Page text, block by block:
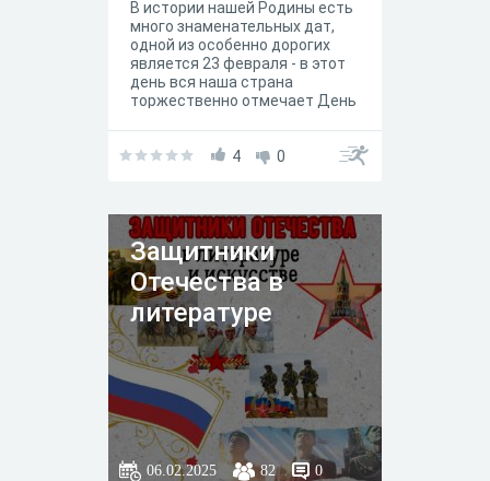
В истории нашей Родины есть
много знаменательных дат,
одной из особенно дорогих
является 23 февраля - в этот
день вся наша страна
торжественно отмечает День
уважения и благодарности
захватчиков, и тем, кто в
мирное время несёт нелегкую
и ответственную службу.
Доблесть русского солдата
известна всем. И мы по праву
можем ими гордиться.
4 0
Защитники
Отечества в
литературе
06.02.2025 82 0